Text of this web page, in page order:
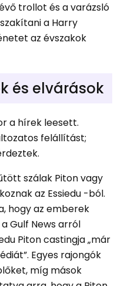
trollot és a varázsló
a Harry
az évszakok
és elvárások
a hírek leesett.
felállítást;
szálak Piton vagy
az Essiedu -ból.
hogy az emberek
Gulf News arról
Piton castingja „már
Egyes rajongók
míg mások